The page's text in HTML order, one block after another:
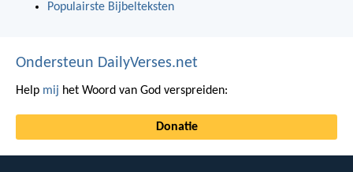
Populairste Bijbelteksten
Ondersteun DailyVerses.net
Help mij het Woord van God verspreiden:
Donatie